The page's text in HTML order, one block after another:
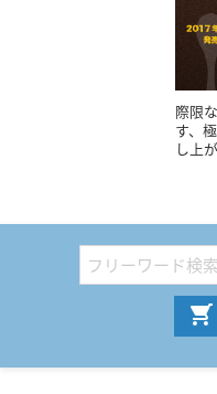
際限
す、
し上